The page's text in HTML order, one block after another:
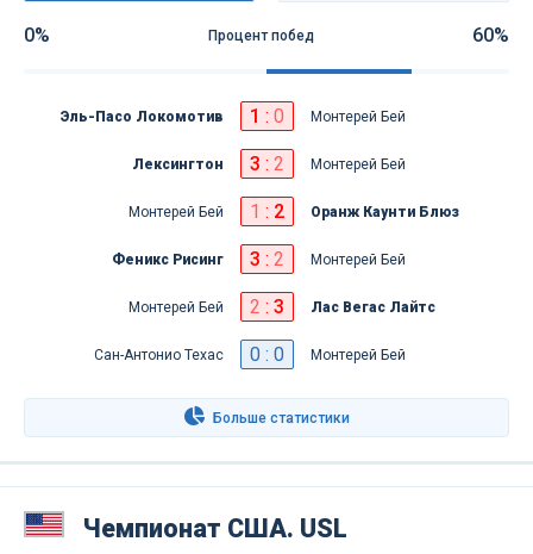
0% Процент побед 60%
Эль-Пасо Локомотив 1 : 0 Монтерей Бей
Лексингтон 3 : 2 Монтерей Бей
Монтерей Бей 1 : 2 Оранж Каунти Блюз
Феникс Рисинг 3 : 2 Монтерей Бей
Монтерей Бей 2 : 3 Лас Вегас Лайтс
Сан-Антонио Техас 0 : 0 Монтерей Бей
Больше статистики
Чемпионат США. USL